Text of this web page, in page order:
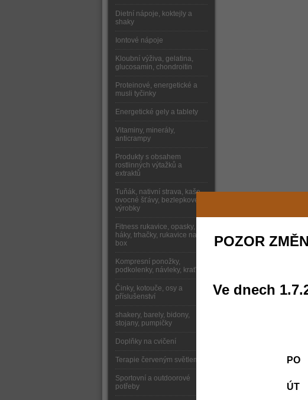
Dietní nápoje, koktejly a
shaky
Iontové nápoje
Kloubní výživa, gelatina,
glucosamin, chondroitin
Proteinové, energetické a
musli tyčinky
Energetické gely a tablety
Vitaminy, minerály,
anticrampy
Produkty s obsahem
rostlinných výtažků a
extraktů
Tuňák, nativní strava, kaše,
ovocné šťávy, bezlepkové
výrobky
Fitness rukavice, opasky,
háky, trhačky, rukavice na
box
Kompresní ponožky,
podkolenky, návleky, kraťasy
Činky, kotouče, osy a
příslušenství
shakery, barely, bidony,
stojany, pumpičky
Doplňky na cvičení
Terapie červeným světlem
Sportovní a outdoorové
potřeby
POZOR
Ve dnech
PO
ÚT